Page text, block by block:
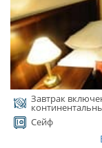
Завтрак
Сейф